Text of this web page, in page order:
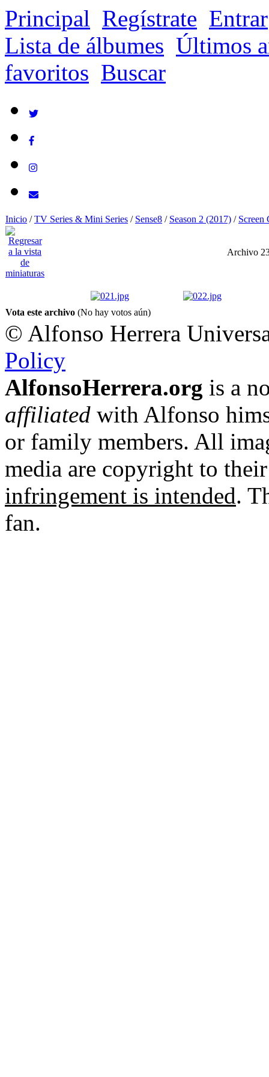
Principal Regístrate Entrar
Lista de álbumes Últimos
favoritos Buscar
Inicio /TV Series & Mini Series / Sense8 / Season 2 (2017) / Screen
Archivo
Vota este archivo (No hay votos aún)
© Alfonso Herrera
Policy
AlfonsoHerrera.org is a
affiliated with Alfonso
or family members. All
media are copyright to
infringement is intended.
fan.